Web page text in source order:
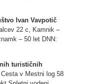
Ivan Vavpotič
22 c, Kamnik –
– 50 let DNN:
turističnih
Cesta v Mestni log 58